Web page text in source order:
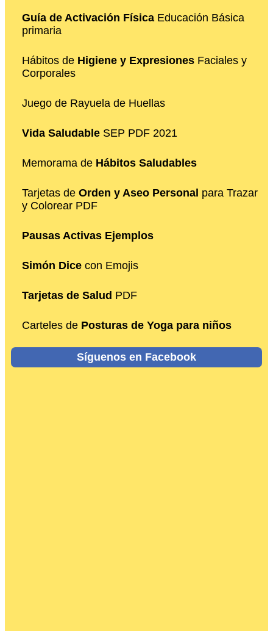
Guía de Activación Física Educación Básica
primaria
Hábitos de Higiene y Expresiones Faciales y
Corporales
Juego de Rayuela de Huellas
Vida Saludable SEP PDF 2021
Memorama de Hábitos Saludables
Tarjetas de Orden y Aseo Personal para Trazar
y Colorear PDF
Pausas Activas Ejemplos
Simón Dice con Emojis
Tarjetas de Salud PDF
Carteles de Posturas de Yoga para niños
Síguenos en Facebook